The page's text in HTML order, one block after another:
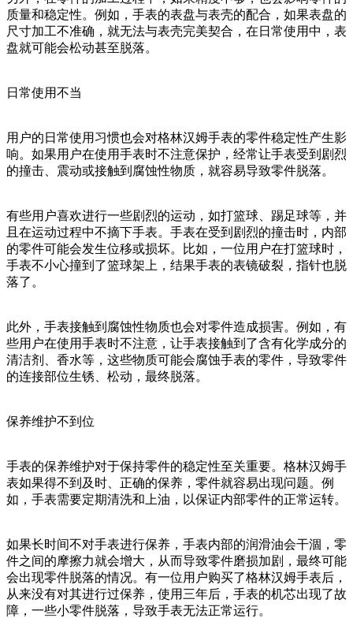
质量和稳定性。例如，手表的表盘与表壳的配合，如果表盘的
尺寸加工不准确，就无法与表壳完美契合，在日常使用中，表
盘就可能会松动甚至脱落。
日常使用不当
用户的日常使用习惯也会对格林汉姆手表的零件稳定性产生影
响。如果用户在使用手表时不注意保护，经常让手表受到剧烈
的撞击、震动或接触到腐蚀性物质，就容易导致零件脱落。
有些用户喜欢进行一些剧烈的运动，如打篮球、踢足球等，并
且在运动过程中不摘下手表。手表在受到剧烈的撞击时，内部
的零件可能会发生位移或损坏。比如，一位用户在打篮球时，
手表不小心撞到了篮球架上，结果手表的表镜破裂，指针也脱
落了。
此外，手表接触到腐蚀性物质也会对零件造成损害。例如，有
些用户在使用手表时不注意，让手表接触到了含有化学成分的
清洁剂、香水等，这些物质可能会腐蚀手表的零件，导致零件
的连接部位生锈、松动，最终脱落。
保养维护不到位
手表的保养维护对于保持零件的稳定性至关重要。格林汉姆手
表如果得不到及时、正确的保养，零件就容易出现问题。例
如，手表需要定期清洗和上油，以保证内部零件的正常运转。
如果长时间不对手表进行保养，手表内部的润滑油会干涸，零
件之间的摩擦力就会增大，从而导致零件磨损加剧，最终可能
会出现零件脱落的情况。有一位用户购买了格林汉姆手表后，
从来没有对其进行过保养，使用三年后，手表的机芯出现了故
障，一些小零件脱落，导致手表无法正常运行。